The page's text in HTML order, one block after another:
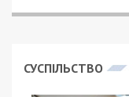
СУСПІЛЬСТВО